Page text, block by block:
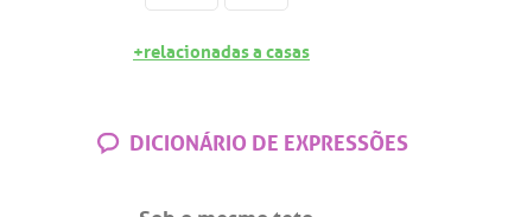
+relacionadas a casas
DICIONÁRIO DE EXPRESSÕES